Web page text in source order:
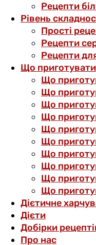
Рецепти
Рівень
Прості
Рецепти
Рецепти
Що приготувати
Що
Що
Що
Що
Що
Що
Що
Що
Що
Що
Дієтичне
Дієти
Добірки
Про нас